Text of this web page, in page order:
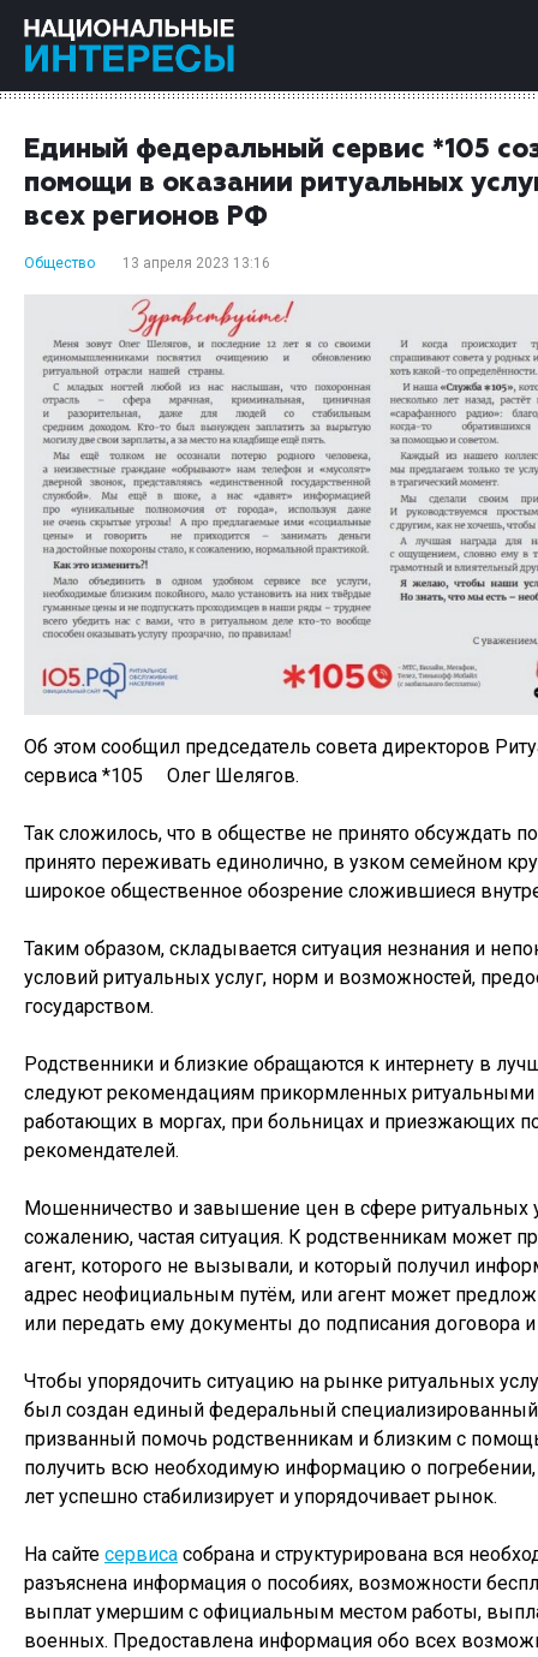
Единый федеральный сервис *105
помощи в оказании ритуальных
всех регионов РФ
Общество 13 апреля 2023 13:16
Об этом сообщил председатель совета директоров
сервиса *105 Олег Шелягов.
Так сложилось, что в обществе не принято обсуждать
принято переживать единолично, в узком семейном
широкое общественное обозрение сложившиеся
Таким образом, складывается ситуация незнания и
условий ритуальных услуг, норм и возможностей,
государством.
Родственники и близкие обращаются к интернету в
следуют рекомендациям прикормленных
работающих в моргах, при больницах и приезжающих
рекомендателей.
Мошенничество и завышение цен в сфере ритуальных
сожалению, частая ситуация. К родственникам может
агент, которого не вызывали, и который получил
адрес неофициальным путём, или агент может
или передать ему документы до подписания договора
Чтобы упорядочить ситуацию на рынке ритуальных
был создан единый федеральный
призванный помочь родственникам и близким с
получить всю необходимую информацию о
лет успешно стабилизирует и упорядочивает рынок.
На сайте сервиса собрана и структурирована вся
разъяснена информация о пособиях, возможности
выплат умершим с официальным местом работы,
военных. Предоставлена информация обо всех